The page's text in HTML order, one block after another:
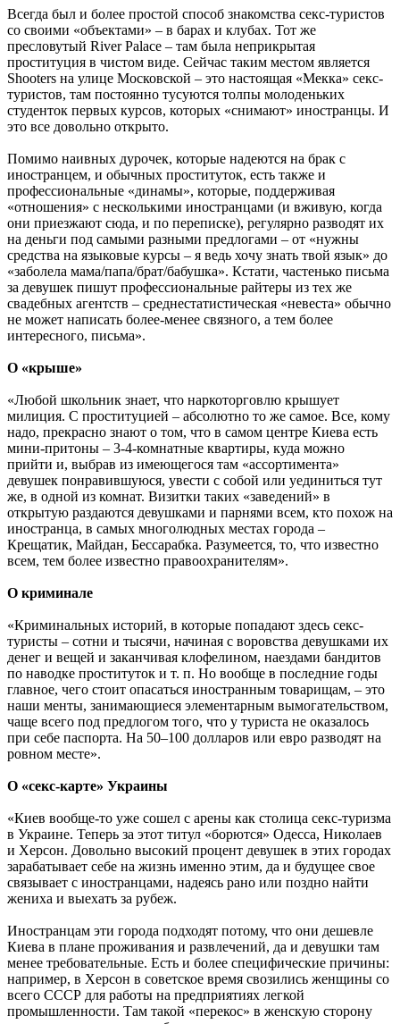
Всегда был и более простой способ знакомства секс-туристов
со своими «объектами» – в барах и клубах. Тот же
пресловутый River Palace – там была неприкрытая
проституция в чистом виде. Сейчас таким местом является
Shooters на улице Московской – это настоящая «Мекка» секс-
туристов, там постоянно тусуются толпы молоденьких
студенток первых курсов, которых «снимают» иностранцы. И
это все довольно открыто.
Помимо наивных дурочек, которые надеются на брак с
иностранцем, и обычных проституток, есть также и
профессиональные «динамы», которые, поддерживая
«отношения» с несколькими иностранцами (и вживую, когда
они приезжают сюда, и по переписке), регулярно разводят их
на деньги под самыми разными предлогами – от «нужны
средства на языковые курсы – я ведь хочу знать твой язык» до
«заболела мама/папа/брат/бабушка». Кстати, частенько письма
за девушек пишут профессиональные райтеры из тех же
свадебных агентств – среднестатистическая «невеста» обычно
не может написать более-менее связного, а тем более
интересного, письма».
О «крыше»
«Любой школьник знает, что наркоторговлю крышует
милиция. С проституцией – абсолютно то же самое. Все, кому
надо, прекрасно знают о том, что в самом центре Киева есть
мини-притоны – 3-4-комнатные квартиры, куда можно
прийти и, выбрав из имеющегося там «ассортимента»
девушек понравившуюся, увести с собой или уединиться тут
же, в одной из комнат. Визитки таких «заведений» в
открытую раздаются девушками и парнями всем, кто похож на
иностранца, в самых многолюдных местах города –
Крещатик, Майдан, Бессарабка. Разумеется, то, что известно
всем, тем более известно правоохранителям».
О криминале
«Криминальных историй, в которые попадают здесь секс-
туристы – сотни и тысячи, начиная с воровства девушками их
денег и вещей и заканчивая клофелином, наездами бандитов
по наводке проституток и т. п. Но вообще в последние годы
главное, чего стоит опасаться иностранным товарищам, – это
наши менты, занимающиеся элементарным вымогательством,
чаще всего под предлогом того, что у туриста не оказалось
при себе паспорта. На 50–100 долларов или евро разводят на
ровном месте».
О «секс-карте» Украины
«Киев вообще-то уже сошел с арены как столица секс-туризма
в Украине. Теперь за этот титул «борются» Одесса, Николаев
и Херсон. Довольно высокий процент девушек в этих городах
зарабатывает себе на жизнь именно этим, да и будущее свое
связывает с иностранцами, надеясь рано или поздно найти
жениха и выехать за рубеж.
Иностранцам эти города подходят потому, что они дешевле
Киева в плане проживания и развлечений, да и девушки там
менее требовательные. Есть и более специфические причины:
например, в Херсон в советское время свозились женщины со
всего СССР для работы на предприятиях легкой
промышленности. Там такой «перекос» в женскую сторону